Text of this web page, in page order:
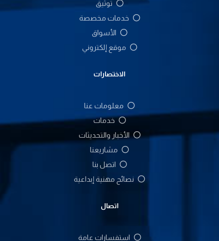
توثيق
خدمات مخصصة
الأسواق
موقع إلكتروني
الاختصارات
معلومات عنا
خدمات
الأخبار والتحديثات
مشاريعنا
اتصل بنا
نصائح مهنية إبداعية
اتصال
استفسارات عامة